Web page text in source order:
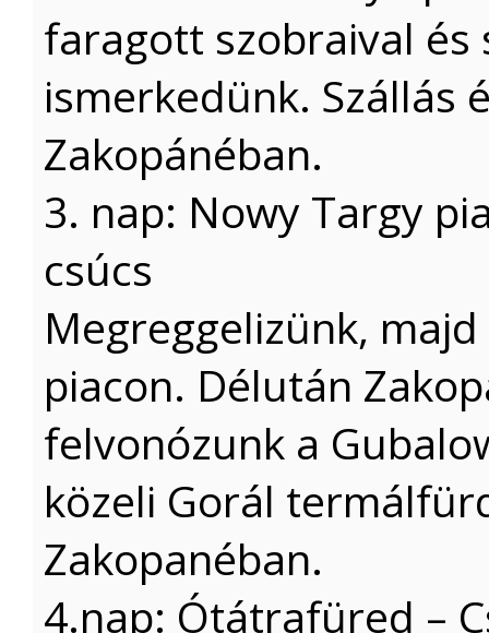
faragott szobraival és
ismerkedünk. Szállás
Zakopánéban.
3. nap: Nowy Targy
csúcs
Megreggelizünk,
piacon. Délután
felvonózunk a
közeli Gorál
Zakopanéban.
4.nap: Ótátrafüred –